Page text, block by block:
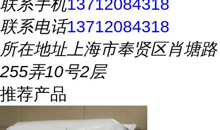
联系手机13712084318
联系电话13712084318
所在地址上海市奉贤区肖塘路
255弄10号2层
推荐产品